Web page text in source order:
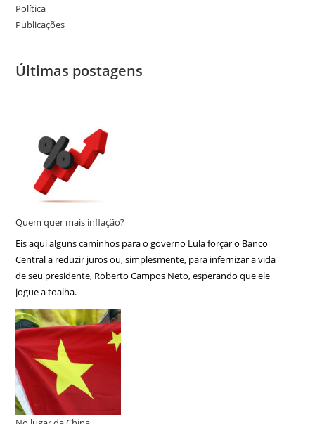
Política
Publicações
Últimas postagens
Quem quer mais inflação?
Eis aqui alguns caminhos para o governo Lula forçar o Banco
Central a reduzir juros ou, simplesmente, para infernizar a vida
de seu presidente, Roberto Campos Neto, esperando que ele
jogue a toalha.